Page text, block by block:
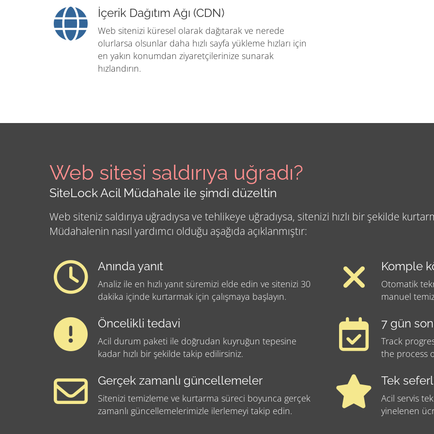
İçerik Dağıtım Ağı (CDN)
Web sitenizi küresel olarak dağıtarak ve nerede
olurlarsa olsunlar daha hızlı sayfa yükleme hızları için
en yakın konumdan ziyaretçilerinize sunarak
hızlandırın.
Web sitesi saldırıya uğradı?
SiteLock Acil Müdahale ile şimdi düzeltin
Web siteniz saldırıya uğradıysa ve tehlikeye uğradıysa, sitenizi hızlı bir şekilde
Müdahalenin nasıl yardımcı olduğu aşağıda açıklanmıştır:
Anında yanıt
Analiz ile en hızlı yanıt süremizi elde edin ve sitenizi 30
dakika içinde kurtarmak için çalışmaya başlayın.
Komple
Otomatik
manuel
Öncelikli tedavi
Acil durum paketi ile doğrudan kuyruğun tepesine
kadar hızlı bir şekilde takip edilirsiniz.
7 gün
Track
the process
Gerçek zamanlı güncellemeler
Sitenizi temizleme ve kurtarma süreci boyunca gerçek
zamanlı güncellemelerimizle ilerlemeyi takip edin.
Tek
Acil servis
yinelenen